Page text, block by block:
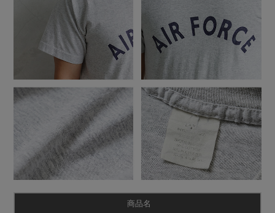
商品名